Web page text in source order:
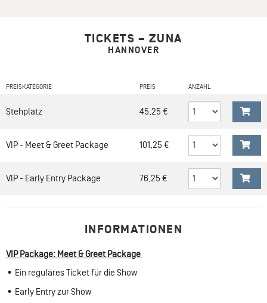
TICKETS – ZUNA
HANNOVER
PREISKATEGORIE PREIS ANZAHL
Stehplatz 45,25 €
VIP - Meet & Greet Package 101,25 €
VIP - Early Entry Package 76,25 €
INFORMATIONEN
VIP Package: Meet & Greet Package
• Ein reguläres Ticket für die Show
• Early Entry zur Show